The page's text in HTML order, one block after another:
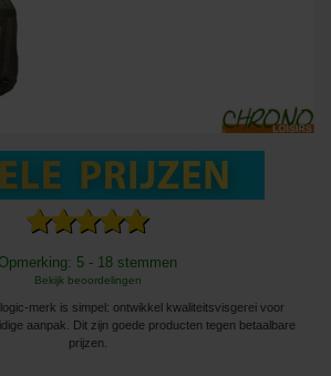
Opmerking: 5 - 18 stemmen
Bekijk beoordelingen
merk is simpel: ontwikkel kwaliteitsvisgerei voor
aanpak. Dit zijn goede producten tegen betaalbare
prijzen.